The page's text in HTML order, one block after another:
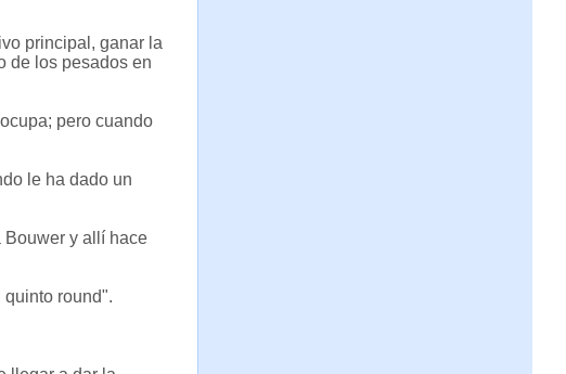
principal, ganar la
de los pesados en
pero cuando
le ha dado un
Bouwer y allí hace
round".